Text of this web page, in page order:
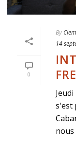
0
By
14
s'est